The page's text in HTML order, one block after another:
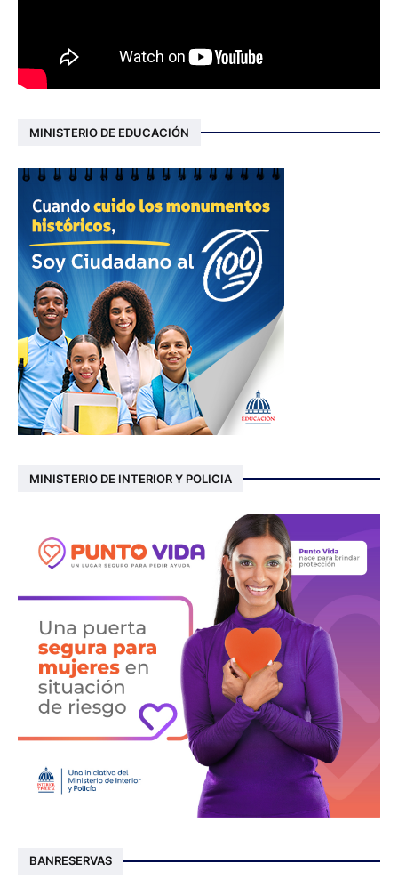
MINISTERIO DE EDUCACIÓN
MINISTERIO DE INTERIOR Y POLICIA
BANRESERVAS